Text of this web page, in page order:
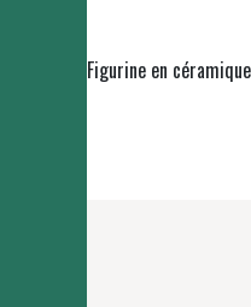
Figurine en